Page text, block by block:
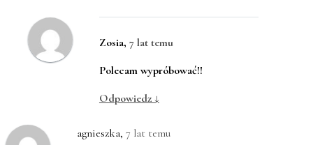
Zosia, 7 lat temu
Polecam wypróbować!!
Odpowiedz ↓
agnieszka, 7 lat temu